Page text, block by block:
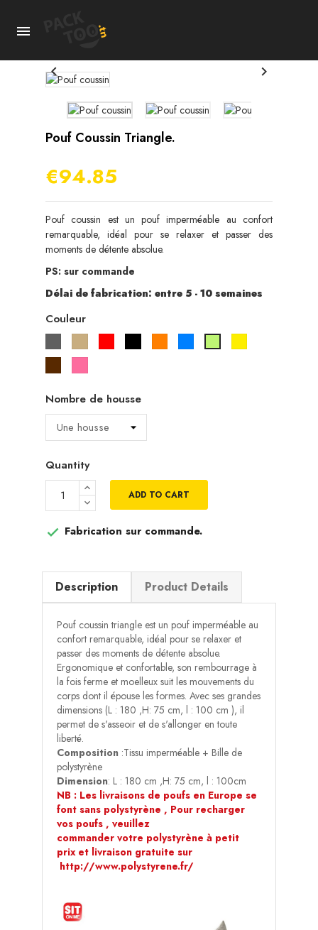

 
Pouf Coussin Triangle.
€94.85
Pouf coussin est un pouf imperméable au confort
remarquable, idéal pour se relaxer et passer des
moments de détente absolue.
PS: sur commande
Délai de fabrication: entre 5 - 10 semaines
Couleur
Nombre de housse
Quantity
ADD TO CART
 Fabrication sur commande.
Description Product Details
Pouf coussin triangle est un pouf imperméable au
confort remarquable, idéal pour se relaxer et
passer des moments de détente absolue.
Ergonomique et confortable, son rembourrage à
la fois ferme et moelleux suit les mouvements du
corps dont il épouse les formes. Avec ses grandes
dimensions (L : 180 ,H: 75 cm, l : 100 cm ), il
permet de s'asseoir et de s'allonger en toute
liberté.
Composition :Tissu imperméable + Bille de
polystyrène
Dimension: L : 180 cm ,H: 75 cm, l : 100cm
NB : Les livraisons de poufs en Europe se
font sans polystyrène , Pour recharger
vos poufs , veuillez
commander votre polystyrène à petit
prix et livraison gratuite sur
http://www.polystyrene.fr/